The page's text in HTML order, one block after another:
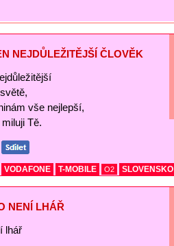
NEJDŮLEŽITĚJŠÍ ČLOVĚK
vše nejlepší,
Tě.
VODAFONE T-MOBILE O2 SLOVENSKO
NENÍ LHÁŘ
lhář